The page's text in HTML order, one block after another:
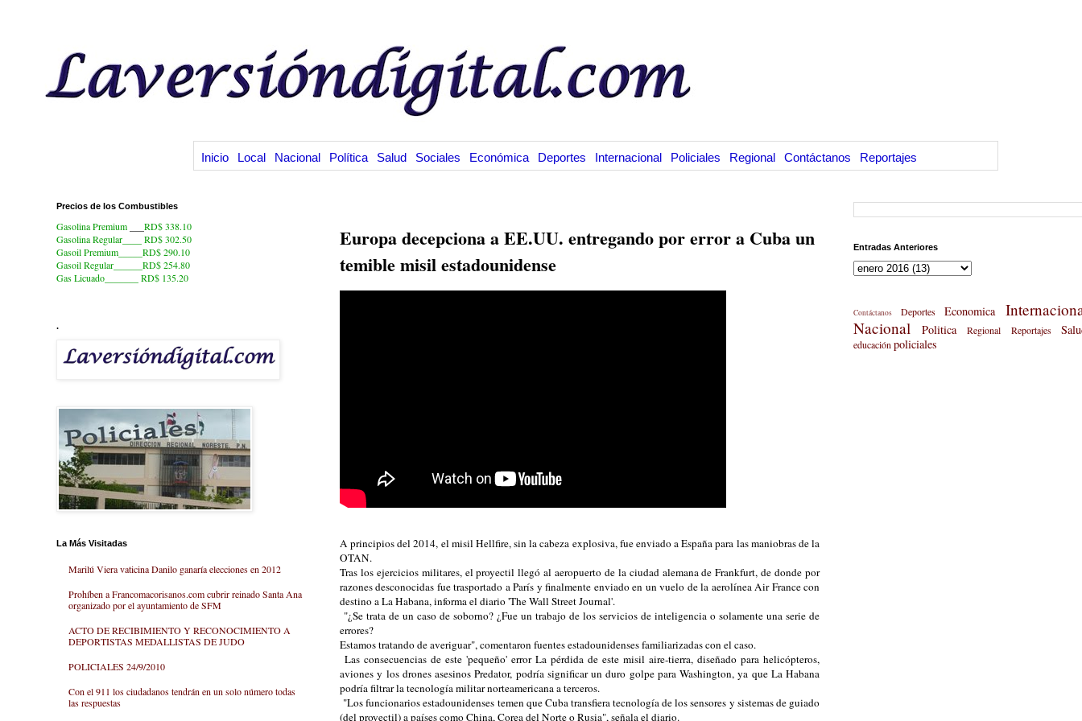
Inicio Local Nacional Política Salud Sociales Económica Deportes Internacional Policiales Regional Contáctanos Reportajes
Europa decepciona a EE.UU. entregando por error a Cuba un
temible misil estadounidense
A principios del 2014, el misil Hellfire, sin la cabeza explosiva, fue enviado a España para las maniobras de la
OTAN.
Tras los ejercicios militares, el proyectil llegó al aeropuerto de la ciudad alemana de Frankfurt, de donde por
razones desconocidas fue trasportado a París y finalmente enviado en un vuelo de la aerolínea Air France con
destino a La Habana, informa el diario 'The Wall Street Journal'.
"¿Se trata de un caso de soborno? ¿Fue un trabajo de los servicios de inteligencia o solamente una serie de
errores?
Estamos tratando de averiguar", comentaron fuentes estadounidenses familiarizadas con el caso.
Las consecuencias de este 'pequeño' error La pérdida de este misil aire-tierra, diseñado para helicópteros,
aviones y los drones asesinos Predator, podría significar un duro golpe para Washington, ya que La Habana
podría filtrar la tecnología militar norteamericana a terceros.
"Los funcionarios estadounidenses temen que Cuba transfiera tecnología de los sensores y sistemas de guiado
(del proyectil) a países como China, Corea del Norte o Rusia", señala el diario.
Precios de los Combustibles
Gasolina Premium
RD$ 338.10
Gasolina Regular____ RD$ 302.50
Gasoil Premium_____RD$ 290.10
Gasoil Regular______RD$ 254.80
Gas Licuado_______
RD$ 135.20
.
La Más Visitadas
Marilú Viera vaticina Danilo ganaría elecciones en 2012
Prohíben a Francomacorisanos.com cubrir reinado Santa Ana
organizado por el ayuntamiento de SFM
ACTO DE RECIBIMIENTO Y RECONOCIMIENTO A
DEPORTISTAS MEDALLISTAS DE JUDO
POLICIALES 24/9/2010
Con el 911 los ciudadanos tendrán en un solo número todas
las respuestas
Entradas Anteriores
Contáctanos Deportes Economica
Nacional
Politica Regional Reportajes
educación policiales